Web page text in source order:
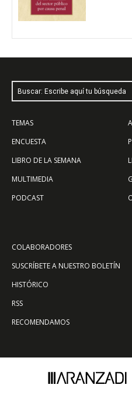
Buscar: Escribe aquí tu búsqueda
TEMAS
ENCUESTA
LIBRO DE LA SEMANA
MULTIMEDIA
PODCAST
COLABORADORES
SUSCRÍBETE A NUESTRO BOLETÍN
HISTÓRICO
RSS
RECOMENDAMOS